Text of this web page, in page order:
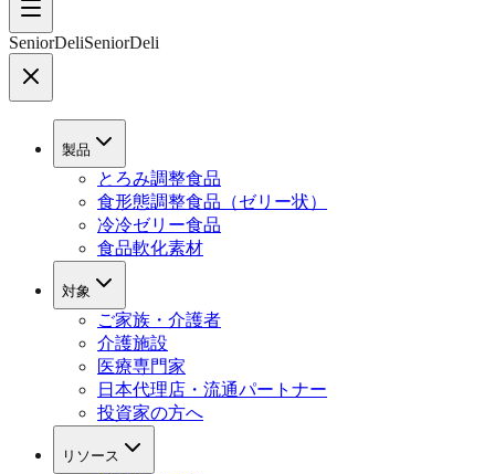
SeniorDeliSeniorDeli
製品
とろみ調整食品
食形態調整食品（ゼリー状）
冷冷ゼリー食品
食品軟化素材
対象
ご家族・介護者
介護施設
医療専門家
日本代理店・流通パートナー
投資家の方へ
リソース